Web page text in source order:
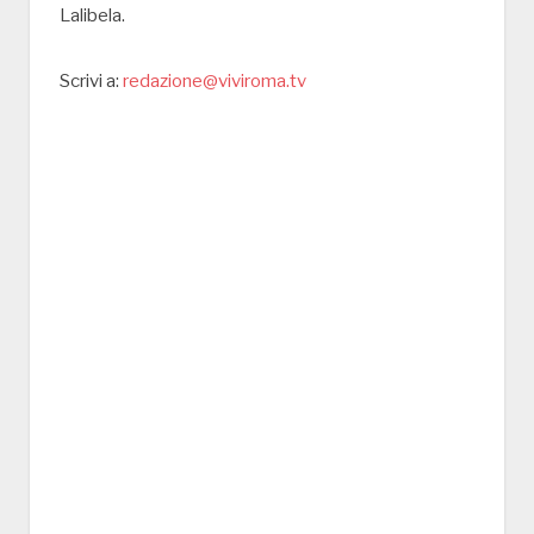
Lalibela.
Scrivi a: redazione@viviroma.tv